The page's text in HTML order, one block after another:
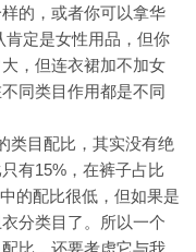
的，或者你可以拿华
肯定是女性用品，但你
，但连衣裙加不加女
同类目作用都是不同
目配比，其实没有绝
有15%，在裤子占比
的配比很低，但如果是
分类目了。所以一个
比，还要考虑它与我